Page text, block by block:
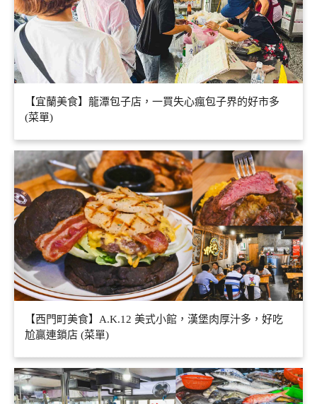
【宜蘭美食】龍潭包子店，一買失心瘋包子界的好市多
(菜單)
【西門町美食】A.K.12 美式小館，漢堡肉厚汁多，好吃
尬贏連鎖店 (菜單)